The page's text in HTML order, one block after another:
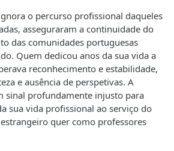
o percurso profissional daqueles
asseguraram a continuidade do
das comunidades portuguesas
Quem dedicou anos da sua vida a
reconhecimento e estabilidade,
e ausência de perspetivas. A
sinal profundamente injusto para
sua vida profissional ao serviço do
quer como professores